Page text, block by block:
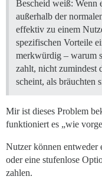
Bescheid weiß: Wenn
außerhalb der
effektiv zu einem
spezifischen Vorteile
merkwürdig – warum
zahlt, nicht zumindest
scheint, als bräuchten
Mir ist dieses Problem
funktioniert es „wie
Nutzer können entweder
oder eine stufenlose
zahlen.